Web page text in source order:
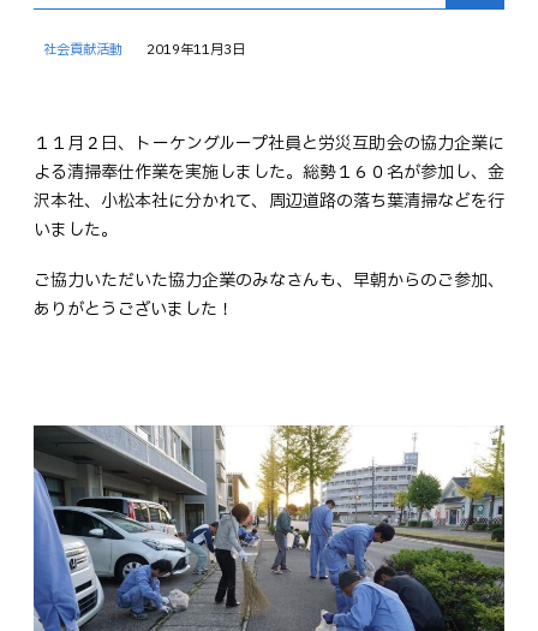
社会貢献活動 2019年11月3日
１１月２日、トーケングループ社員と労災互助会の協力企業に
よる清掃奉仕作業を実施しました。総勢１６０名が参加し、金
沢本社、小松本社に分かれて、周辺道路の落ち葉清掃などを行
いました。
ご協力いただいた協力企業のみなさんも、早朝からのご参加、
ありがとうございました！